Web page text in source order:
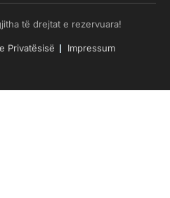
të drejtat e rezervuara!
Privatësisë Impressum